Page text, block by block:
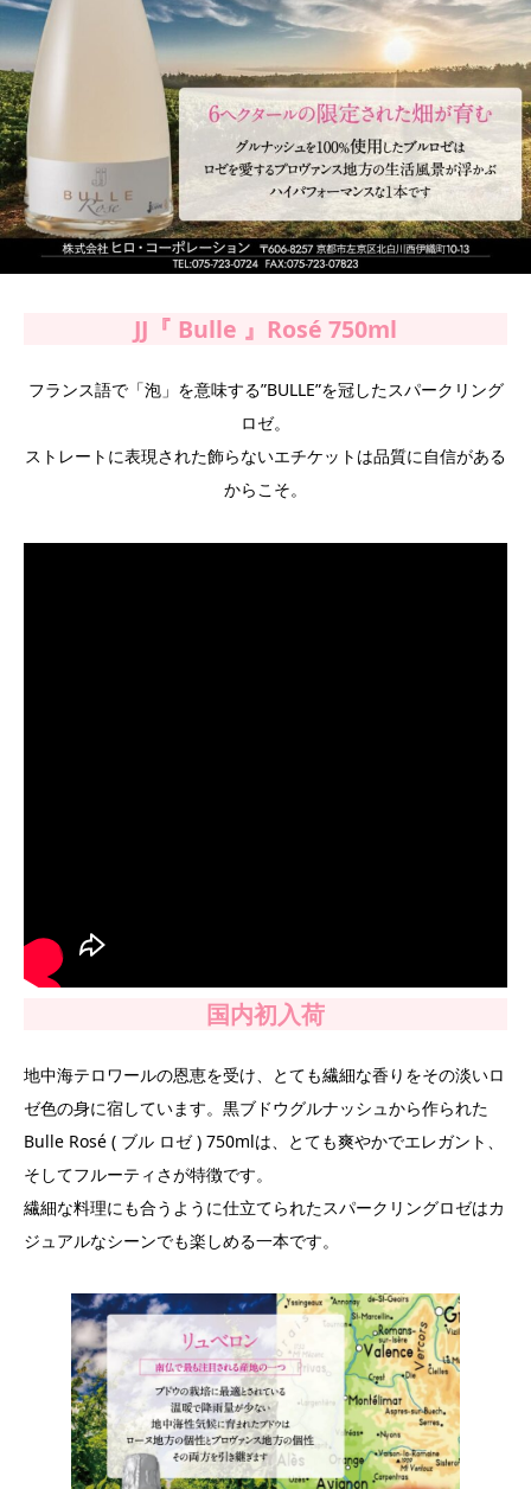
JJ『 Bulle 』Rosé 750ml
フランス語で「泡」を意味する”BULLE”を冠したスパークリング
ロゼ。
ストレートに表現された飾らないエチケットは品質に自信がある
からこそ。
国内初入荷
地中海テロワールの恩恵を受け、とても繊細な香りをその淡いロ
ゼ色の身に宿しています。黒ブドウグルナッシュから作られた
Bulle Rosé ( ブル ロゼ ) 750mlは、とても爽やかでエレガント、
そしてフルーティさが特徴です。
繊細な料理にも合うように仕立てられたスパークリングロゼはカ
ジュアルなシーンでも楽しめる一本です。